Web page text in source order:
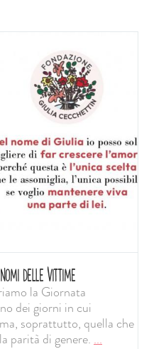
DELLE VITTIME
la Giornata
dei giorni in cui
soprattutto, quella che
parità di genere. ...